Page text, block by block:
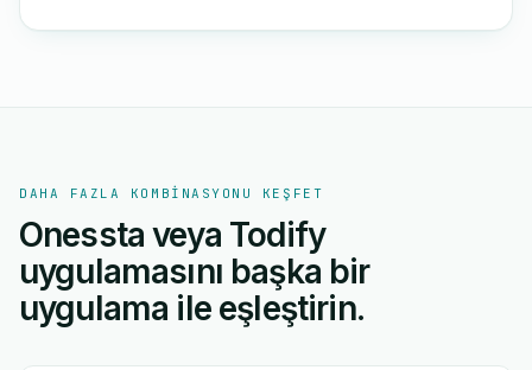
DAHA FAZLA KOMBINASYONU KEŞFET
Onessta veya Todify
uygulamasını başka bir
uygulama ile eşleştirin.